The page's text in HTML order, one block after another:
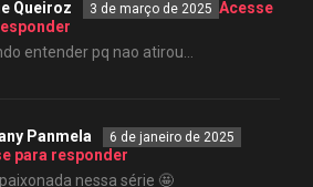
Queiroz 3 de março de 2025 Acesse
entender pq nao atirou…
Panmela 6 de janeiro de 2025
para responder
nessa série 🤩